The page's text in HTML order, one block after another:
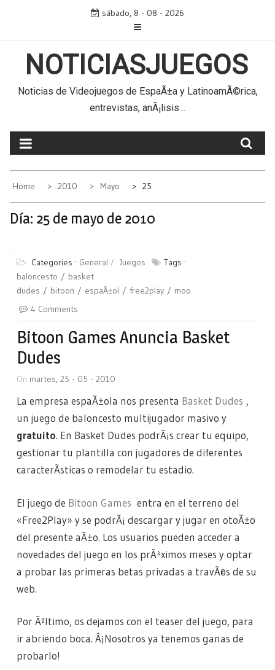
sábado, 8 - 08 - 2026
NOTICIASJUEGOS
Noticias de Videojuegos de EspaÃ±a y LatinoamÃ©rica,
entrevistas, anÃ¡lisis…
Home 2010 Mayo 25
Día: 25 de mayo de 2010
Categories : General Juegos
Tags :
baloncesto
basket
dudes
bitoon espaÃ±ol free2play
moo
4 Comments
Bitoon Games Anuncia Basket
Dudes
On martes, 25 - 05 - 2010
La empresa espaÃ±ola nos presenta Basket Dudes ,
un juego de baloncesto multijugador masivo y
gratuito. En Basket Dudes podrÃ¡s crear tu equipo,
gestionar tu plantilla con jugadores de diferentes
caracterÃ­sticas o remodelar tu estadio.
El juego de Bitoon Games entra en el terreno del
«Free2Play» y se podrÃ¡ descargar y jugar en otoÃ±o
del presente aÃ±o. Los usuarios pueden acceder a
novedades del juego en los prÃ³ximos meses y optar
a probar las primeras betas privadas a travÃ©s de su
web.
Por Ãºltimo, os dejamos con el teaser del juego, para
ir abriendo boca. Â¡Nosotros ya tenemos ganas de
probarlo!